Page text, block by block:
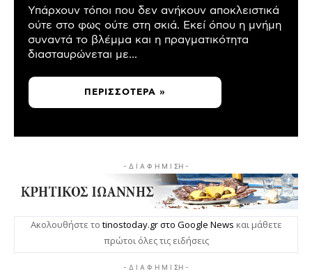
Υπάρχουν τόποι που δεν ανήκουν αποκλειστικά
ούτε στο φως ούτε στη σκιά. Εκεί όπου η μνήμη
συναντά το βλέμμα και η πραγματικότητα
διασταυρώνεται με...
ΠΕΡΙΣΣΌΤΕΡΑ »
- Δ Ι Α Φ Η Μ Ι ΣΗ -
Ακολουθήστε το tinostoday.gr στο Google News και μάθετε
πρώτοι όλες τις ειδήσεις
- Δ Ι Α Φ Η Μ Ι ΣΗ -